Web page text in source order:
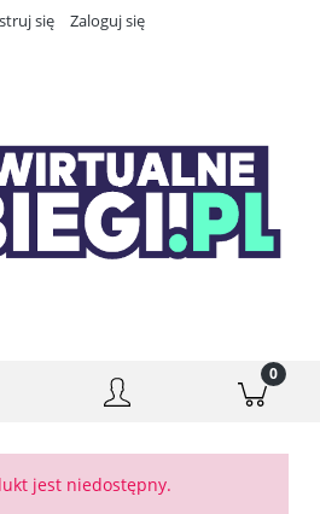
się Zaloguj się
jest niedostępny.